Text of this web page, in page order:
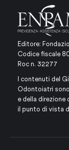
Editore:
Codice fiscale
Roc n. 32277
I contenuti del
Odontoiatri
e della
il punto di vista